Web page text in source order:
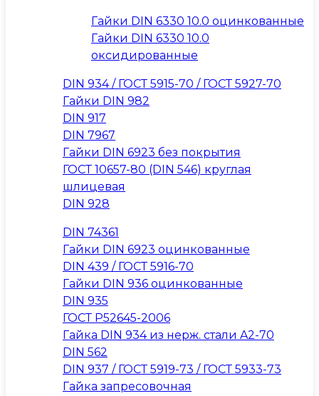
Гайки DIN 6330 10.0 оцинкованные
Гайки DIN 6330 10.0
оксидированные
DIN 934 / ГОСТ 5915-70 / ГОСТ 5927-70
Гайки DIN 982
DIN 917
DIN 7967
Гайки DIN 6923 без покрытия
ГОСТ 10657-80 (DIN 546) круглая
шлицевая
DIN 928
DIN 74361
Гайки DIN 6923 оцинкованные
DIN 439 / ГОСТ 5916-70
Гайки DIN 936 оцинкованные
DIN 935
ГОСТ Р52645-2006
Гайка DIN 934 из нерж. стали A2-70
DIN 562
DIN 937 / ГОСТ 5919-73 / ГОСТ 5933-73
Гайка запресовочная